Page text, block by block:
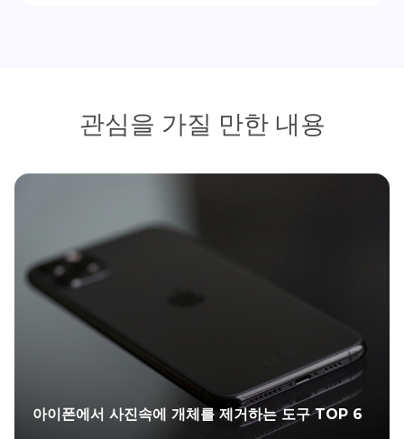
관심을 가질 만한 내용
아이폰에서 사진속에 개체를 제거하는 도구 TOP 6